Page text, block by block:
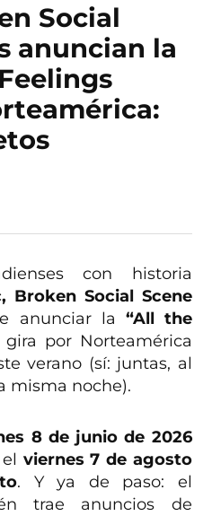
Social
anuncian la
con historia
Broken Social Scene
anunciar la “All the
por Norteamérica
verano (sí: juntas, al
misma noche).
8 de junio de 2026
viernes 7 de agosto
. Y ya de paso: el
trae anuncios de